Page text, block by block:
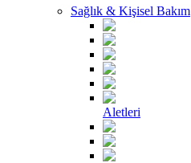
Sağlık & Kişisel Bakım
Aletleri